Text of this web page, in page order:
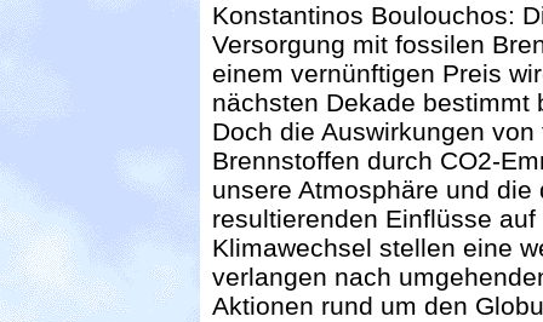
Konstantinos Boulouchos:
Versorgung mit fossilen
einem vernünftigen Preis
nächsten Dekade bestimmt
Doch die Auswirkungen von
Brennstoffen durch CO2-
unsere Atmosphäre und die
resultierenden Einflüsse auf
Klimawechsel stellen eine
verlangen nach
Aktionen rund um den